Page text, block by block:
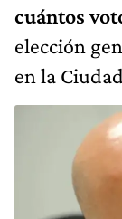
cuántos
elección
en la